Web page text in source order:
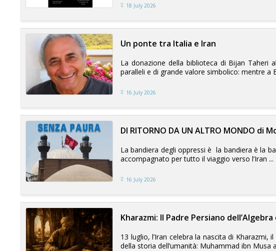
18 July 2026
Un ponte tra Italia e Iran
La donazione della biblioteca di Bijan Taheri
paralleli e di grande valore simbolico: mentre a
16 July 2026
DI RITORNO DA UN ALTRO MONDO di
La bandiera degli oppressi è la bandiera è la
accompagnato per tutto il viaggio verso l’Iran ...
16 July 2026
Kharazmi: Il Padre Persiano
13 luglio, l’Iran celebra la nascita di
della storia dell’umanità: Muhammad ibn Musa